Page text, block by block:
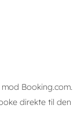
Booking.com.
direkte til den